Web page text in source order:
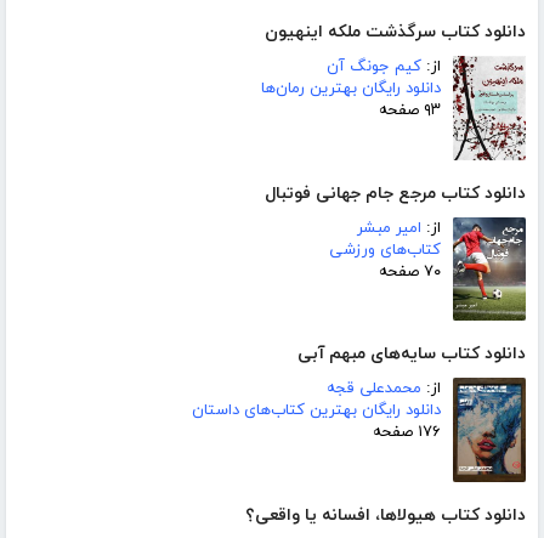
دانلود کتاب سرگذشت ملکه اینهیون
از: کیم جونگ آن
دانلود رایگان بهترین رمان‌ها
۹۳ صفحه
دانلود کتاب مرجع جام جهانی فوتبال
از: امیر مبشر
کتاب‌های ورزشی
۷۰ صفحه
دانلود کتاب سایه‌های مبهم آبی
از: محمدعلی قجه
دانلود رایگان بهترین کتاب‌های داستان
۱۷۶ صفحه
دانلود کتاب هیولاها، افسانه یا واقعی؟